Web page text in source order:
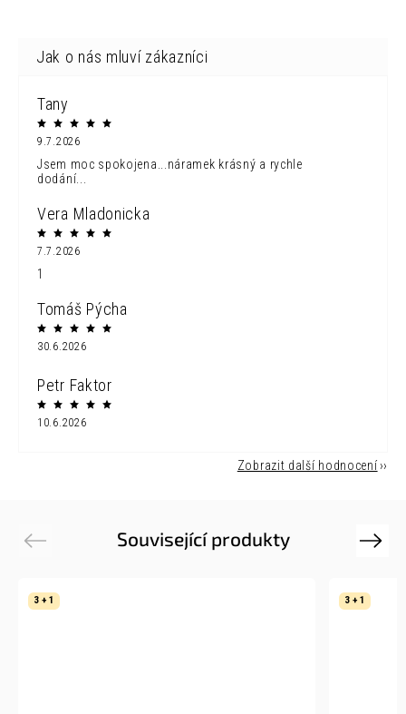
Tany
9.7.2026
Jsem moc spokojena...náramek krásný a rychle
dodání...
Vera Mladonicka
7.7.2026
1
Tomáš Pýcha
30.6.2026
Petr Faktor
10.6.2026
Zobrazit další hodnocení
Související produkty
Previous Next